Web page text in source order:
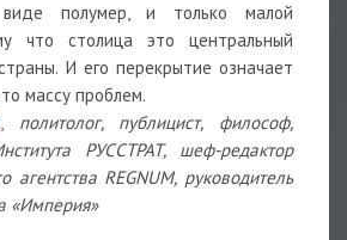
полумер, и только малой
что столица это центральный
И его перекрытие означает
массу проблем.
политолог, публицист, философ,
РУССТРАТ, шеф-редактор
агентства REGNUM, руководитель
«Империя»